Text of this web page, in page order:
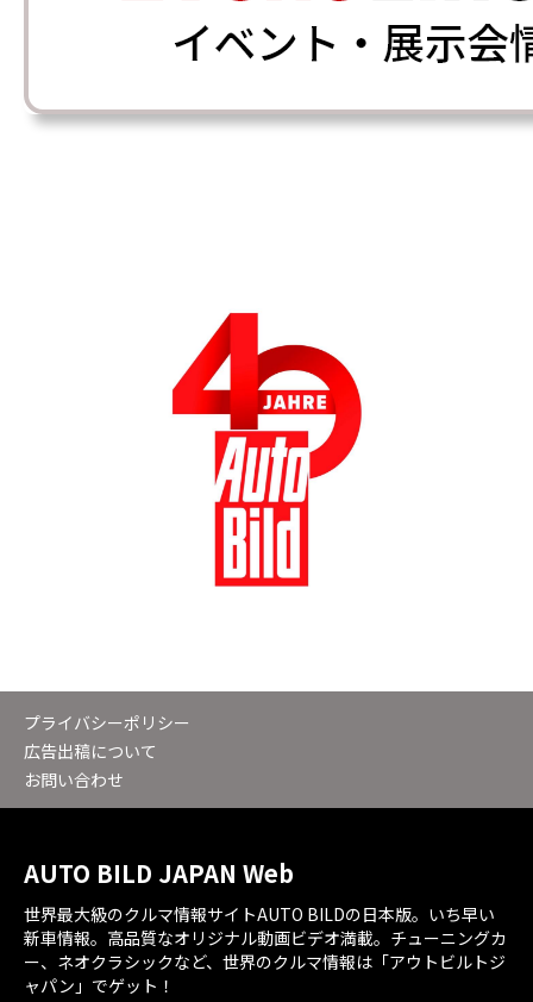
プライバシーポリシー
広告出稿について
お問い合わせ
AUTO BILD JAPAN Web
世界最大級のクルマ情報サイトAUTO BILDの日本版。いち早い
新車情報。高品質なオリジナル動画ビデオ満載。チューニングカ
ー、ネオクラシックなど、世界のクルマ情報は「アウトビルトジ
ャパン」でゲット！